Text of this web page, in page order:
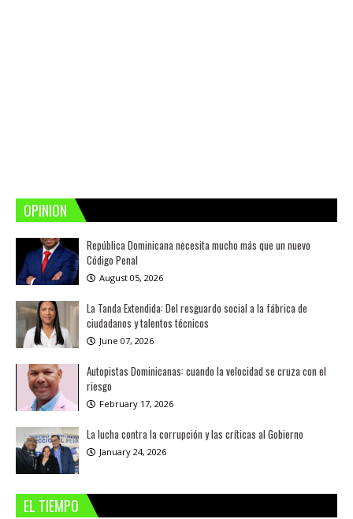
OPINION
República Dominicana necesita mucho más que un nuevo
Código Penal
August 05, 2026
La Tanda Extendida: Del resguardo social a la fábrica de
ciudadanos y talentos técnicos
June 07, 2026
Autopistas Dominicanas: cuando la velocidad se cruza con el
riesgo
February 17, 2026
La lucha contra la corrupción y las críticas al Gobierno
January 24, 2026
EL TIEMPO